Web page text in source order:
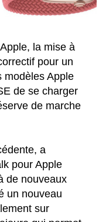
la mise à
pour un
modèles Apple
de se charger
de marche
a
pour Apple
de nouveaux
un nouveau
sur